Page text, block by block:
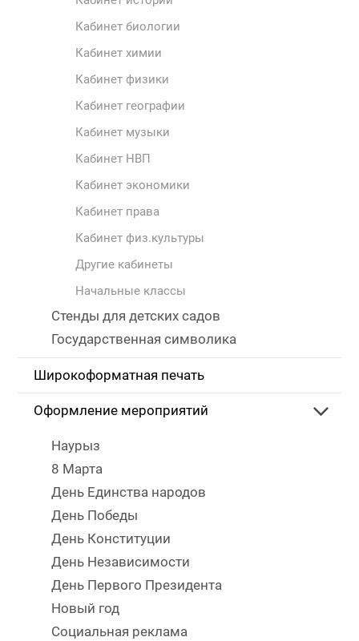
Кабинет биологии
Кабинет химии
Кабинет физики
Кабинет географии
Кабинет музыки
Кабинет НВП
Кабинет экономики
Кабинет права
Кабинет физ.культуры
Другие кабинеты
Начальные классы
Стенды для детских садов
Государственная символика
Широкоформатная печать
Оформление мероприятий
Наурыз
8 Марта
День Единства народов
День Победы
День Конституции
День Независимости
День Первого Президента
Новый год
Социальная реклама